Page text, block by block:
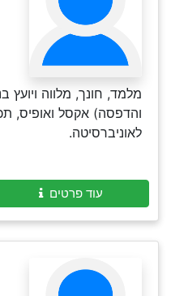
והדפסה) אקסל ואופיס,
לאוניברסיטה.
עוד פרטים